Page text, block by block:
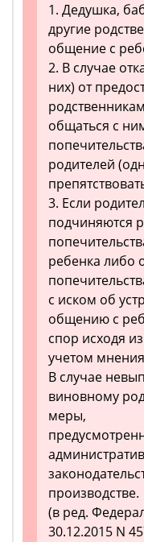
1. Дедушка,
другие
общение с
2. В случае
них) от
общаться с
родителей
3. Если
подчиняются
ребенка либо
с иском об
общению с
спор исходя
учетом
В случае
виновному
меры,
производстве.
(в ред.
30.12.2015 N